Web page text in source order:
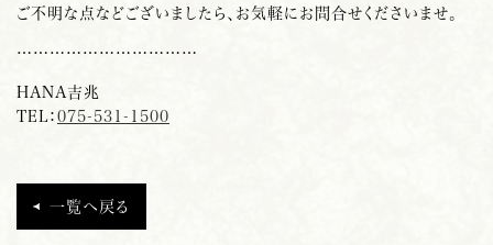
ご不明な点などございましたら、お気軽にお問合せくださいませ。
……………………………
HANA吉兆
TEL：075-531-1500
一覧へ戻る